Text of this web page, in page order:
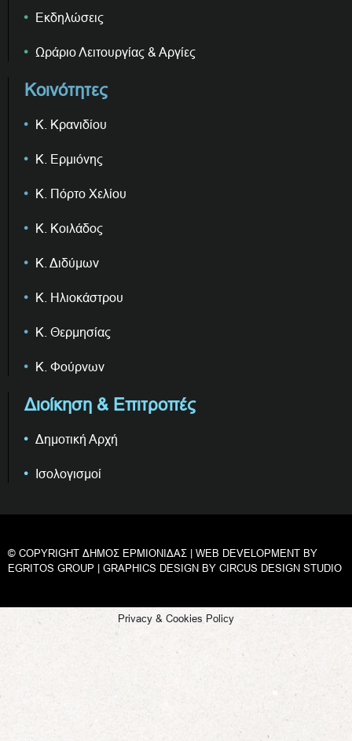
Εκδηλώσεις
Ωράριο Λειτουργίας & Αργίες
Κοινότητες
Κ. Κρανιδίου
Κ. Ερμιόνης
Κ. Πόρτο Χελίου
Κ. Κοιλάδος
Κ. Διδύμων
Κ. Ηλιοκάστρου
Κ. Θερμησίας
Κ. Φούρνων
Διοίκηση & Επιτροπές
Δημοτική Αρχή
Ισολογισμοί
© COPYRIGHT ΔΗΜΟΣ ΕΡΜΙΟΝΙΔΑΣ | WEB DEVELOPMENT BY
EGRITOS GROUP | GRAPHICS DESIGN BY CIRCUS DESIGN STUDIO
Privacy & Cookies Policy